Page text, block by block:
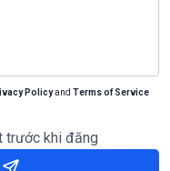
Policyand Terms of Service
trước khi đăng